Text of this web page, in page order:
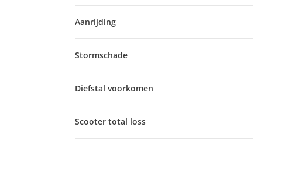
Aanrijding
Stormschade
Diefstal voorkomen
Scooter total loss